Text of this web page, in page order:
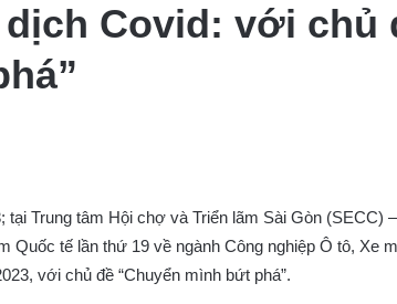
Covid: với chủ
tại Trung tâm Hội chợ và Triển lãm Sài Gòn (SECC)
Quốc tế lần thứ 19 về ngành Công nghiệp Ô tô, Xe
với chủ đề “Chuyển mình bứt phá”.